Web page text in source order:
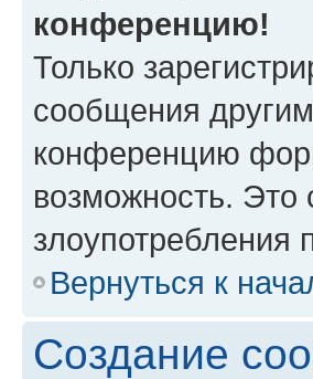
конференцию!
Только
сообщения
конференцию
возможность. Это
злоупотребления
Вернуться к
Создание